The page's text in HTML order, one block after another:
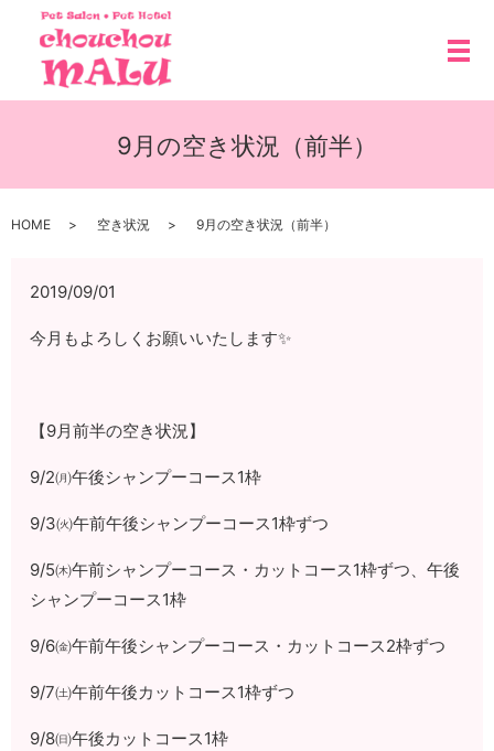
メ
9月の空き状況（前半）
HOME 空き状況 9月の空き状況（前半）
2019/09/01
今月もよろしくお願いいたします✨
【9月前半の空き状況】
9/2㈪午後シャンプーコース1枠
9/3㈫午前午後シャンプーコース1枠ずつ
9/5㈭午前シャンプーコース・カットコース1枠ずつ、午後
シャンプーコース1枠
9/6㈮午前午後シャンプーコース・カットコース2枠ずつ
9/7㈯午前午後カットコース1枠ずつ
9/8㈰午後カットコース1枠